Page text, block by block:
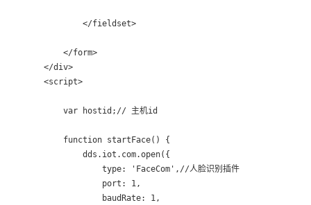
            </fieldset>
        </form>
    </div>
    <script>
        var hostid;// 主机id
        function startFace() {
            dds.iot.com.open({
                type: 'FaceCom',//人脸识别插件
                port: 1,
                baudRate: 1,